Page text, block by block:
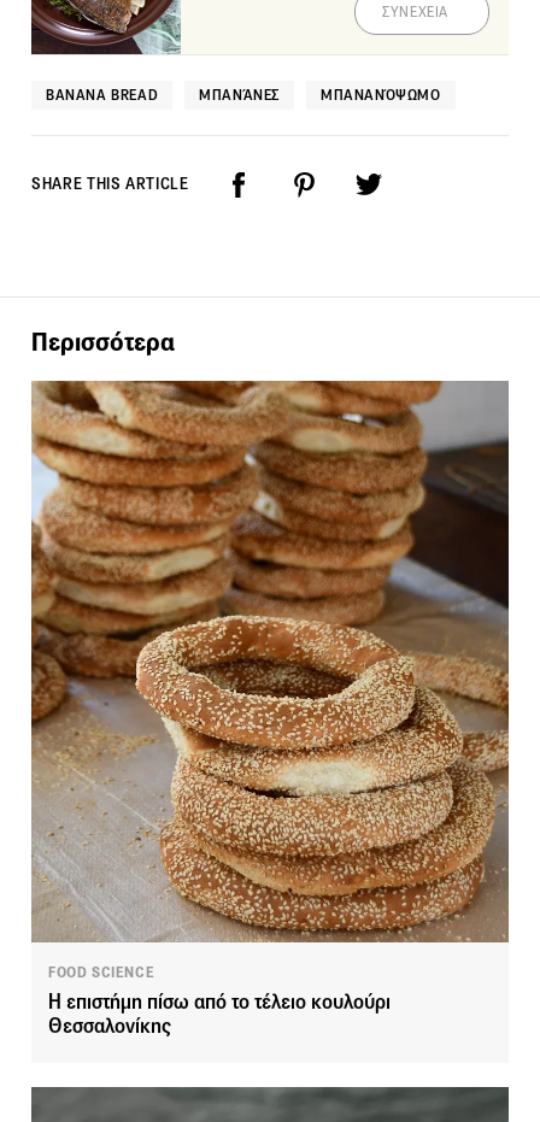
ΣΥΝΕΧΕΙΑ
BANANA BREAD ΜΠΑΝΆΝΕΣ ΜΠΑΝΑΝΌΨΩΜΟ
SHARE THIS ARTICLE
Περισσότερα
FOOD SCIENCE
Η επιστήμη πίσω από το τέλειο κουλούρι
Θεσσαλονίκης